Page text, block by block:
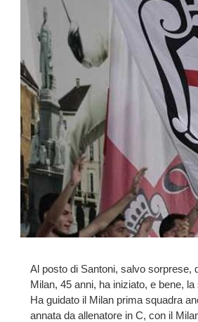
Al posto di Santoni, salvo sorprese,
Milan, 45 anni, ha iniziato, e bene,
Ha guidato il Milan prima squadra
annata da allenatore in C, con il